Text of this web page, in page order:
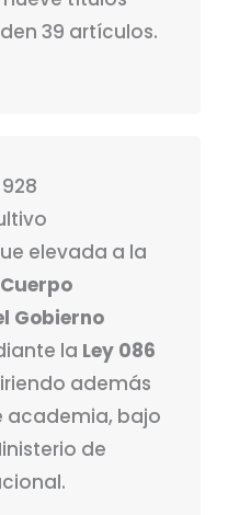
39 artículos.
elevada a la
Cuerpo
Gobierno
la Ley 086
además
academia, bajo
de